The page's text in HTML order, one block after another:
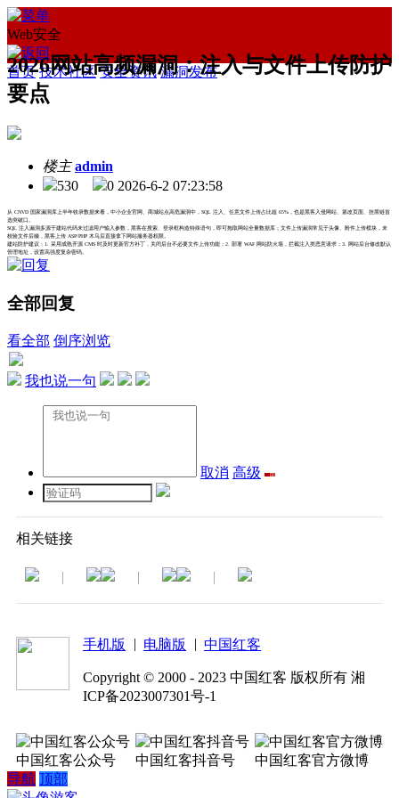
Web安全
首页 技术社区 安全资讯 漏洞发布
2026网站高频漏洞：注入与文件上传防护
要点
楼主 admin
530
0 2026-6-2 07:23:58
从 CNVD 国家漏洞库上半年收录数据来看，中小企业官网、商城站点高危漏洞中，SQL 注入、任意文件上传占比超 65%，也是黑客入侵网站、篡改页面、挂黑链首
选突破口。
SQL 注入漏洞多源于建站代码未过滤用户输入参数，黑客在搜索、登录框构造特殊语句，即可拖取网站全量数据库；文件上传漏洞常见于头像、附件上传模块，未
校验文件后缀，黑客上传 ASP/PHP 木马后直接拿下网站服务器权限。
建站防护建议：1. 采用成熟开源 CMS 时及时更新官方补丁，关闭后台不必要文件上传功能；2. 部署 WAF 网站防火墙，拦截注入类恶意请求；3. 网站后台修改默认
管理地址，设置高强度复杂密码。
全部回复
看全部 倒序浏览
我也说一句
取消 高级
相关链接
| | |
手机版 | 电脑版 | 中国红客
Copyright © 2000 - 2023 中国红客 版权所有 湘
ICP备2023007301号-1
中国红客公众号 中国红客抖音号
中国红客官方微博
导航 顶部